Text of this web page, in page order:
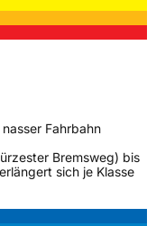
Fahrbahn
Bremsweg) bis
sich je Klasse